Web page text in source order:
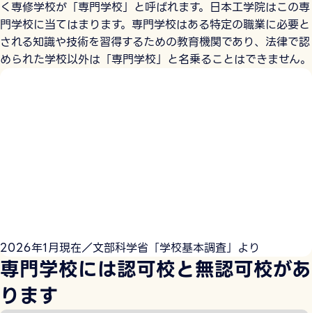
く専修学校が「専門学校」と呼ばれます。日本工学院はこの専
門学校に当てはまります。専門学校はある特定の職業に必要と
される知識や技術を習得するための教育機関であり、法律で認
められた学校以外は「専門学校」と名乗ることはできません。
2026年1月現在／文部科学省「学校基本調査」より
専門学校には認可校と無認可校があ
ります